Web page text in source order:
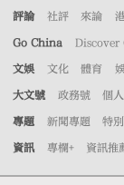
評論 社評 來論
Go China Discover
文娛 文化 體育
大文號 政務號 個
專題 新聞專題 特
資訊 專欄+ 資訊推